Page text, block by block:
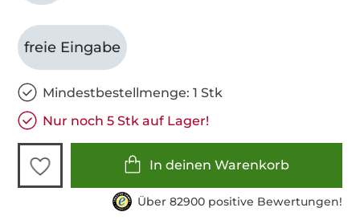
freie Eingabe
Mindestbestellmenge: 1 Stk
Nur noch 5 Stk auf Lager!
In deinen Warenkorb
Über 82900 positive Bewertungen!